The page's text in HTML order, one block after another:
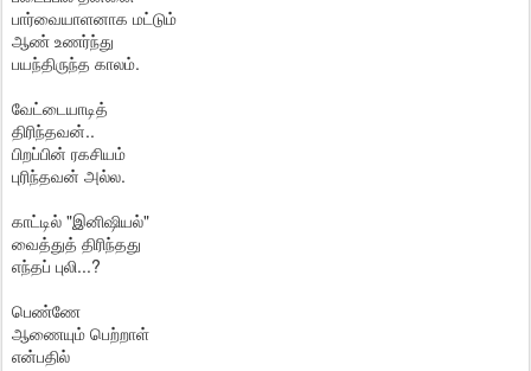
பார்வையாளனாக மட்டும்
ஆண் உணர்ந்து
பயந்திருந்த காலம்.
வேட்டையாடித்
திரிந்தவன்..
பிறப்பின் ‌ரகசியம்
புரிந்தவன் அல்ல.
காட்டில் "இனிஷியல்"
வைத்துத் திரிந்தது
எந்தப் புலி...?
பெண்ணே
ஆணையும் பெற்றாள்
என்பதில்